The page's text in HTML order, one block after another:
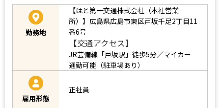
勤務地
【はと第一交通株式会社（本社営業
所）】広島県広島市東区戸坂千足2丁目11
番6号
【交通アクセス】
JR芸備線「戸坂駅」徒歩5分／マイカー
通勤可能（駐車場あり）
雇用形態
正社員